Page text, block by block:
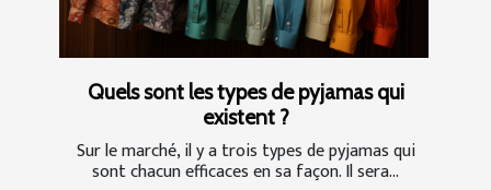
Quels sont les types de pyjamas qui
existent ?
Sur le marché, il y a trois types de pyjamas qui
sont chacun efficaces en sa façon. Il sera...